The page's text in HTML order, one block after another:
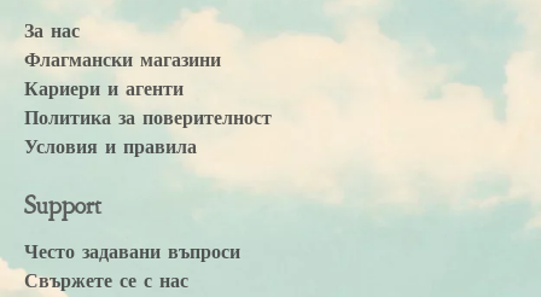
За нас
Флагмански магазини
Кариери и агенти
Политика за поверителност
Условия и правила
Support
Често задавани въпроси
Свържете се с нас